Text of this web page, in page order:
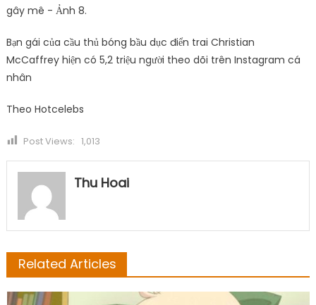
Bạn gái của cầu thủ bóng bầu dục điển trai Christian
McCaffrey hiện có 5,2 triệu người theo dõi trên Instagram cá
nhân
Theo Hotcelebs
Post Views: 1,013
Thu Hoai
Related Articles